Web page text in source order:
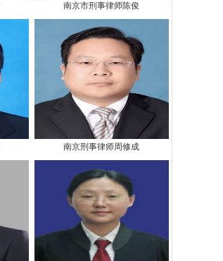
南京市刑事律师陈俊
南京刑事律师周修成